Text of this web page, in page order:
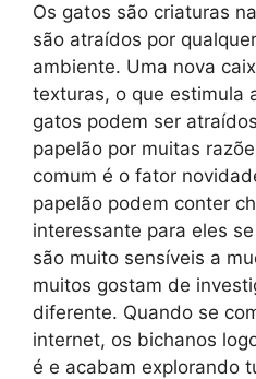
Os gatos são criaturas
são atraídos por
ambiente. Uma nova
texturas, o que estimula
gatos podem ser
papelão por muitas
comum é o fator
papelão podem conter
interessante para eles
são muito sensíveis a
muitos gostam de
diferente. Quando se
internet, os bichanos
é e acabam explorando